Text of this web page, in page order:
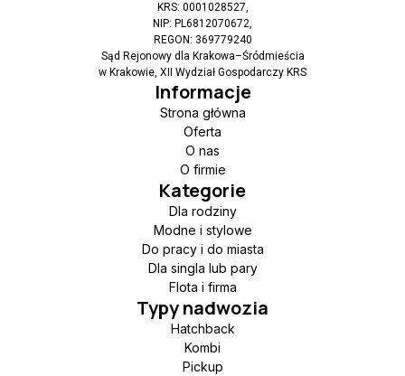
KRS: 0001028527,
NIP: PL6812070672,
REGON: 369779240
Sąd Rejonowy dla Krakowa–Śródmieścia
w Krakowie, XII Wydział Gospodarczy KRS
Informacje
Strona główna
Oferta
O nas
O firmie
Kategorie
Dla rodziny
Modne i stylowe
Do pracy i do miasta
Dla singla lub pary
Flota i firma
Typy nadwozia
Hatchback
Kombi
Pickup